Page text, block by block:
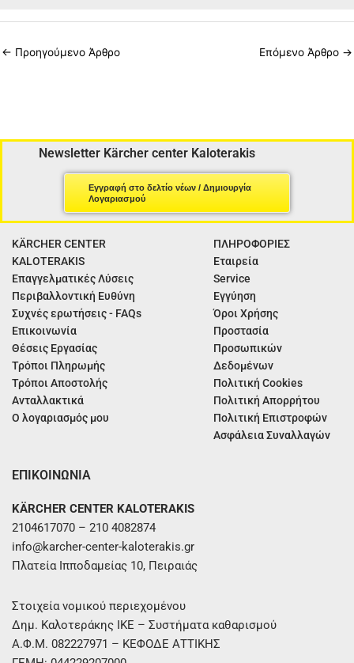
← Προηγούμενο Άρθρο Επόμενο Άρθρο →
Newsletter Kärcher center Kaloterakis
Εγγραφή στο δελτίο νέων / Δημιουργία
Λογαριασμού
KÄRCHER CENTER
KALOTERAKIS
Επαγγελματικές Λύσεις
Περιβαλλοντική Ευθύνη
Συχνές ερωτήσεις - FAQs
Επικοινωνία
Θέσεις Εργασίας
Τρόποι Πληρωμής
Τρόποι Αποστολής
Ανταλλακτικά
Ο λογαριασμός μου
ΠΛΗΡΟΦΟΡΙΕΣ
Εταιρεία
Service
Εγγύηση
Όροι Χρήσης
Προστασία
Προσωπικών
Δεδομένων
Πολιτική Cookies
Πολιτική Απορρήτου
Πολιτική Επιστροφών
Ασφάλεια Συναλλαγών
ΕΠΙΚΟΙΝΩΝΙΑ
KÄRCHER CENTER KALOTERAKIS
2104617070 – 210 4082874
info@karcher-center-kaloterakis.gr
Πλατεία Ιπποδαμείας 10, Πειραιάς
Στοιχεία νομικού περιεχομένου
Δημ. Καλοτεράκης ΙΚΕ – Συστήματα καθαρισμού
Α.Φ.Μ. 082227971 – ΚΕΦΟΔΕ ΑΤΤΙΚΗΣ